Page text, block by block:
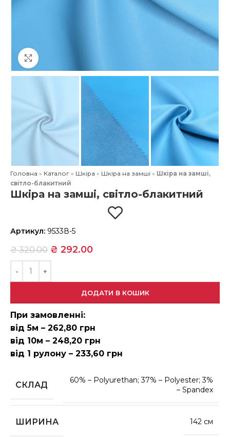
Головна » Каталог » Шкіра » Шкіра на замші » Шкіра на замші,
світло-блакитний
Шкіра на замші, світло-блакитний
Артикул: 9533В-5
₴320.00 ₴ 292.00
ДОДАТИ В КОШИК
При замовленні:
від 5м – 262,80 грн
від 10м – 248,20 грн
від 1 рулону – 233,60 грн
СКЛАД
60% – Polyurethan; 37% – Polyester; 3%
– Spandex
ШИРИНА 142 см